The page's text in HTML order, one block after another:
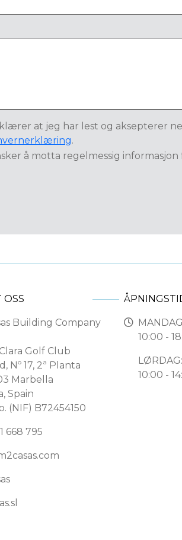
at jeg har lest og aksepterer
.
å motta regelmessig informasjon
OSS
Building Company
Golf Club
Nº 17, 2ª Planta
Marbella
Spain
(NIF) B72454150
668 795
10:00 -
LØRDAG:
10:00 -